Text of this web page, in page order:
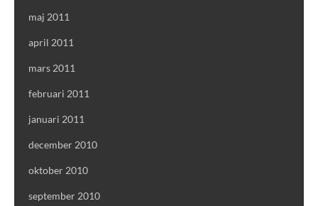
maj 2011
april 2011
mars 2011
februari 2011
januari 2011
december 2010
oktober 2010
september 2010